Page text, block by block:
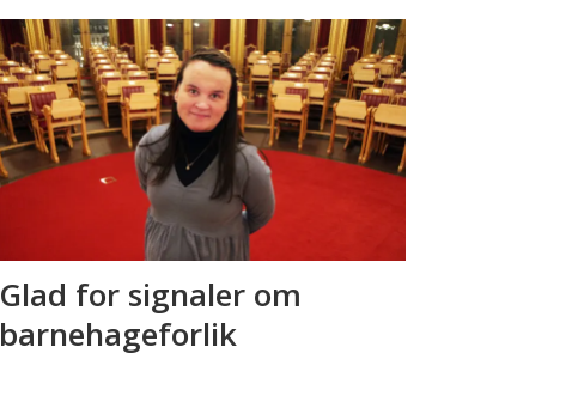
Glad for signaler om
barnehageforlik